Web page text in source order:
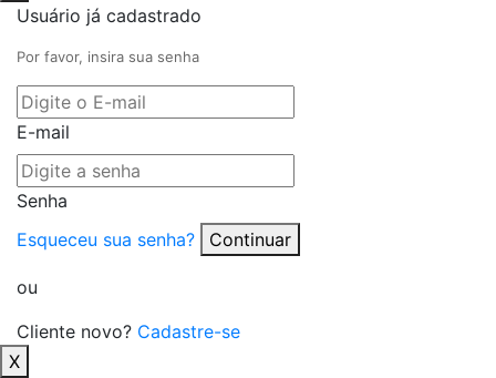
Usuário já cadastrado
Por favor, insira sua senha
E-mail
Senha
Esqueceu sua senha?
Continuar
ou
Cliente novo? Cadastre-se
X